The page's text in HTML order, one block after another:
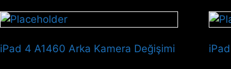
iPad 4 A1460 Arka Kamera Değişimi